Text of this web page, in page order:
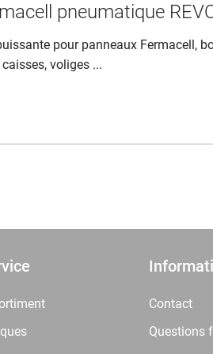
pneumatique
pour panneaux Fermacell,
voliges ...
Contact
Questions